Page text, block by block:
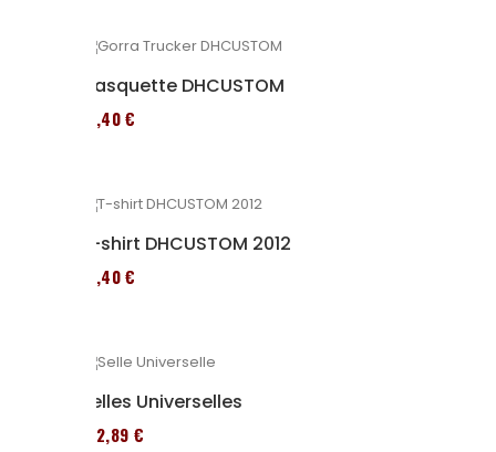
Casquette DHCUSTOM
12,40 €
T-shirt DHCUSTOM 2012
12,40 €
Selles Universelles
152,89 €